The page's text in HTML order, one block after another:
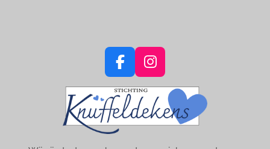
F
c
e
b
I
s
t
a